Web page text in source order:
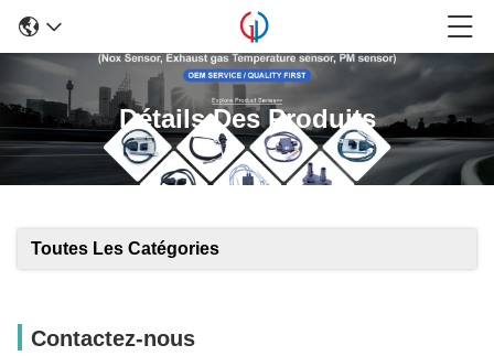
Détails Des Produits
Toutes Les Catégories
Contactez-nous